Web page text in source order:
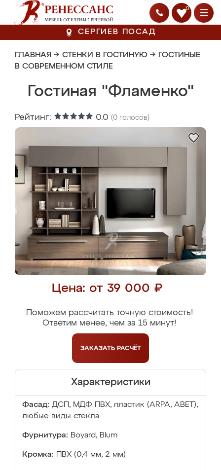
0
СЕРГИЕВ ПОСАД
ГЛАВНАЯ → СТЕНКИ В ГОСТИНУЮ → ГОСТИНЫЕ
В СОВРЕМЕННОМ СТИЛЕ
Гостиная "Фламенко"
Рейтинг: 0.0 (0 голосов)
Цена: от 39 000 ₽
Поможем рассчитать точную стоимость!
Ответим менее, чем за 15 минут!
ЗАКАЗАТЬ РАСЧЁТ
Характеристики
Фасад: ДСП, МДФ ПВХ, пластик (ARPA, ABET),
любые виды стекла
Фурнитура: Boyard, Blum
Кромка: ПВХ (0,4 мм, 2 мм)